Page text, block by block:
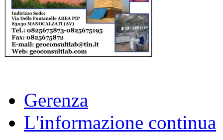
Gerenza
L'informazione continua